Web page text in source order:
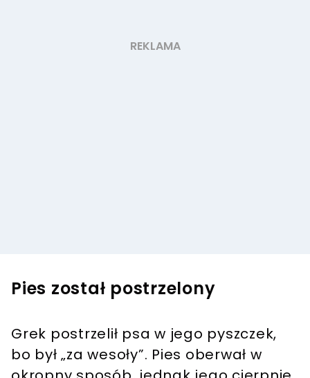
Pies został postrzelony
Grek postrzelił psa w jego pyszczek,
bo był „za wesoły”. Pies oberwał w